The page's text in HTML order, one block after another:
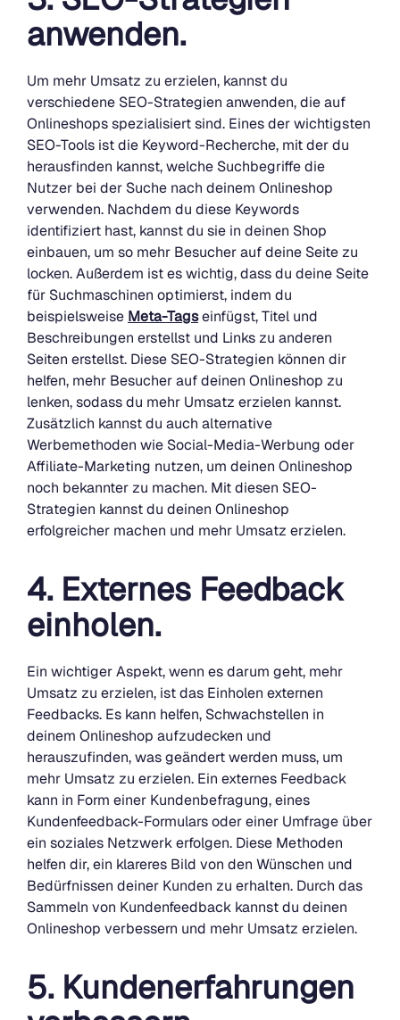
anwenden.
Um mehr Umsatz zu erzielen, kannst du
verschiedene SEO-Strategien anwenden, die auf
Onlineshops spezialisiert sind. Eines der wichtigsten
SEO-Tools ist die Keyword-Recherche, mit der du
herausfinden kannst, welche Suchbegriffe die
Nutzer bei der Suche nach deinem Onlineshop
verwenden. Nachdem du diese Keywords
identifiziert hast, kannst du sie in deinen Shop
einbauen, um so mehr Besucher auf deine Seite zu
locken. Außerdem ist es wichtig, dass du deine Seite
für Suchmaschinen optimierst, indem du
beispielsweise Meta-Tagseinfügst, Titel und
Beschreibungen erstellst und Links zu anderen
Seiten erstellst. Diese SEO-Strategien können dir
helfen, mehr Besucher auf deinen Onlineshop zu
lenken, sodass du mehr Umsatz erzielen kannst.
Zusätzlich kannst du auch alternative
Werbemethoden wie Social-Media-Werbung oder
Affiliate-Marketing nutzen, um deinen Onlineshop
noch bekannter zu machen. Mit diesen SEO-
Strategien kannst du deinen Onlineshop
erfolgreicher machen und mehr Umsatz erzielen.
4. Externes Feedback
einholen.
Ein wichtiger Aspekt, wenn es darum geht, mehr
Umsatz zu erzielen, ist das Einholen externen
Feedbacks. Es kann helfen, Schwachstellen in
deinem Onlineshop aufzudecken und
herauszufinden, was geändert werden muss, um
mehr Umsatz zu erzielen. Ein externes Feedback
kann in Form einer Kundenbefragung, eines
Kundenfeedback-Formulars oder einer Umfrage über
ein soziales Netzwerk erfolgen. Diese Methoden
helfen dir, ein klareres Bild von den Wünschen und
Bedürfnissen deiner Kunden zu erhalten. Durch das
Sammeln von Kundenfeedback kannst du deinen
Onlineshop verbessern und mehr Umsatz erzielen.
5. Kundenerfahrungen